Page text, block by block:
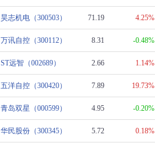
昊志机电（300503） 71.19 4.25%
万讯自控（300112） 8.31 -0.48%
ST远智（002689） 2.66 1.14%
五洋自控（300420） 7.89 19.73%
青岛双星（000599） 4.95 -0.20%
华民股份（300345） 5.72 0.18%